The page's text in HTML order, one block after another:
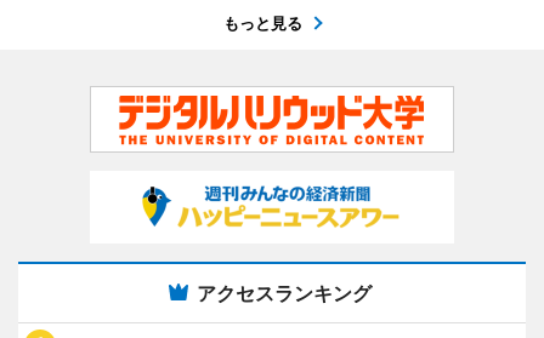
もっと見る
アクセスランキング